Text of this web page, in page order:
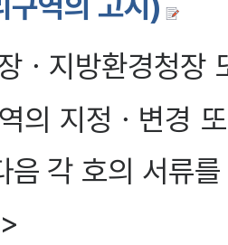
ㆍ지방환경청
의 지정ㆍ변경
음 각 호의 서류